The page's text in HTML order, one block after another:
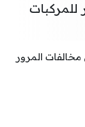
للمركبات
مخالفات المرور